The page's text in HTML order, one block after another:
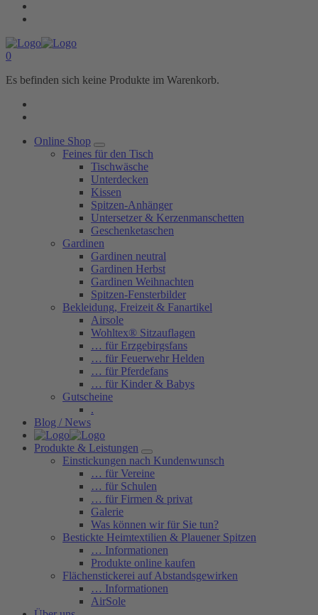
0
Es befinden sich keine Produkte im Warenkorb.
Online Shop
Feines für den Tisch
Tischwäsche
Unterdecken
Kissen
Spitzen-Anhänger
Untersetzer & Kerzenmanschetten
Geschenketaschen
Gardinen
Gardinen neutral
Gardinen Herbst
Gardinen Weihnachten
Spitzen-Fensterbilder
Bekleidung, Freizeit & Fanartikel
Airsole
Wohltex® Sitzauflagen
… für Erzgebirgsfans
… für Feuerwehr Helden
… für Pferdefans
… für Kinder & Babys
Gutscheine
.
Blog / News
Produkte & Leistungen
Einstickungen nach Kundenwunsch
… für Vereine
… für Schulen
… für Firmen & privat
Galerie
Was können wir für Sie tun?
Bestickte Heimtextilien & Plauener Spitzen
… Informationen
Produkte online kaufen
Flächenstickerei auf Abstandsgewirken
… Informationen
AirSole